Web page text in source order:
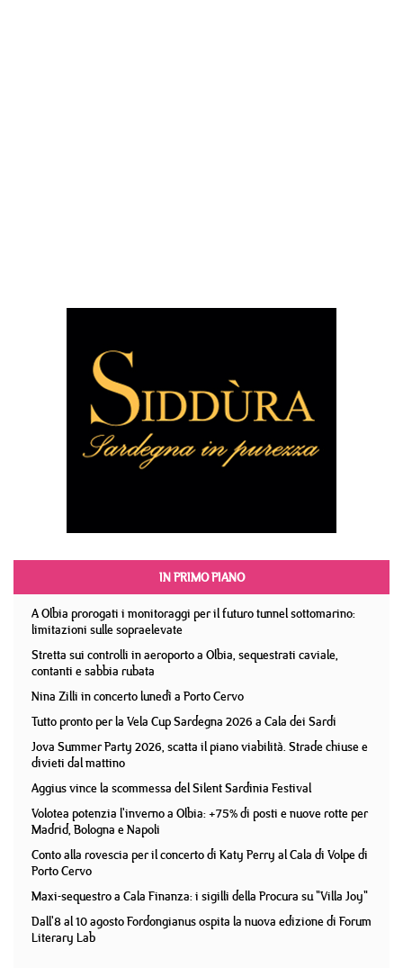
IN PRIMO PIANO
A Olbia prorogati i monitoraggi per il futuro tunnel sottomarino:
limitazioni sulle sopraelevate
Stretta sui controlli in aeroporto a Olbia, sequestrati caviale,
contanti e sabbia rubata
Nina Zilli in concerto lunedì a Porto Cervo
Tutto pronto per la Vela Cup Sardegna 2026 a Cala dei Sardi
Jova Summer Party 2026, scatta il piano viabilità. Strade chiuse e
divieti dal mattino
Aggius vince la scommessa del Silent Sardinia Festival
Volotea potenzia l'inverno a Olbia: +75% di posti e nuove rotte per
Madrid, Bologna e Napoli
Conto alla rovescia per il concerto di Katy Perry al Cala di Volpe di
Porto Cervo
Maxi-sequestro a Cala Finanza: i sigilli della Procura su "Villa Joy"
Dall'8 al 10 agosto Fordongianus ospita la nuova edizione di Forum
Literary Lab